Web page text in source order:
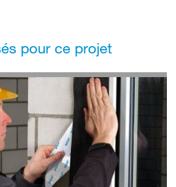
pour ce projet